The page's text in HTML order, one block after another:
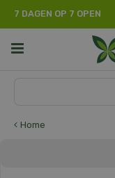
Home
7 DAGEN OP 7 OPEN